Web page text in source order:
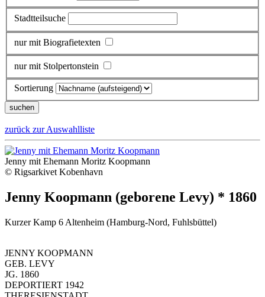
Stadtteilsuche
nur mit Biografietexten
nur mit Stolpertonstein
Sortierung
zurück zur Auswahlliste
Jenny mit Ehemann Moritz Koopmann
© Rigsarkivet Kobenhavn
Jenny Koopmann (geborene Levy) * 1860
Kurzer Kamp 6 Altenheim (Hamburg-Nord, Fuhlsbüttel)
JENNY KOOPMANN
GEB. LEVY
JG. 1860
DEPORTIERT 1942